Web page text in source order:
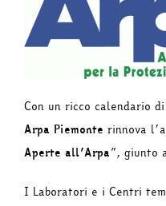
Con un ricco calendario
Arpa Piemonte rinnova
Aperte all’Arpa”, giunto
I Laboratori e i Centri